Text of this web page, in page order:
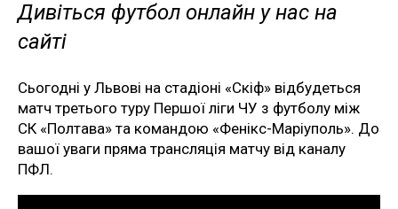
Дивіться футбол онлайн у нас на
сайті
Сьогодні у Львові на стадіоні «Скіф» відбудеться
матч третього туру Першої ліги ЧУ з футболу між
СК «Полтава» та командою «Фенікс-Маріуполь». До
вашої уваги пряма трансляція матчу від каналу
ПФЛ.